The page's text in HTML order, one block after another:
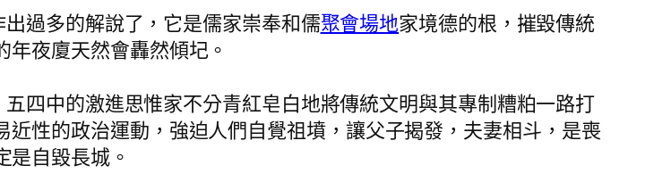
過多的解說了，它是儒家崇奉和儒聚會場地家境德的根，摧毀傳統
夜廈天然會轟然傾圮。
四中的激進思惟家不分青紅皂白地將傳統文明與其專制糟粕一路打
性的政治運動，強迫人們自覺祖墳，讓父子揭發，夫妻相斗，是喪
是自毀長城。